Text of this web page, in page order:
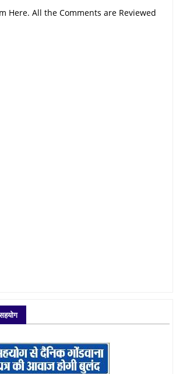
Here. All the Comments are Reviewed